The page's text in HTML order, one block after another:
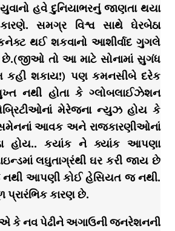
હવે દુનિયાભરનું જાણતા થયા
સમગ્ર વિશ્વ સાથે ઘેરબેઠા
થઈ શકવાનો આશીર્વાદ ગુગલે
તો આ માટે સોનામાં સુગંધ
શકાય!) પણ કમનસીબે દરેક
નથી હોતા કે ગ્લોબલાઈઝેશન
મેરેજના ન્યુઝ હોય કે
આવક અને રાજકારણીઓનાં
હોય.. કયાંક ને ક્યાંક આપણા
લઘુતાગ્રંથી ઘર કરી જાય છે
આપણી કોઈ હેસિયત જ નથી.
કારણ છે.
કે નવ પેઢીને અગાઉની જનરેશનની